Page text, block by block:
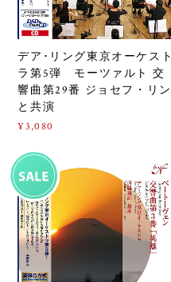
デア･リング東京オーケスト
ラ第5弾 モーツァルト 交
響曲第29番 ジョセフ・リン
と共演
¥3,080